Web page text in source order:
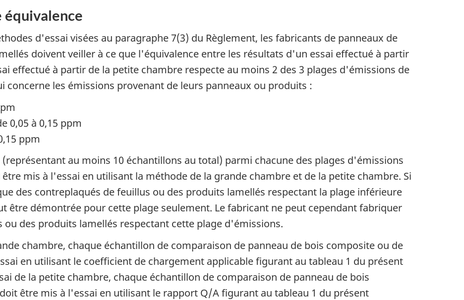
équivalence
d'essai visées au paragraphe 7(3) du Règlement, les fabricants de panneaux de
doivent veiller à ce que l'équivalence entre les résultats d'un essai effectué à partir
effectué à partir de la petite chambre respecte au moins 2 des 3 plages d'émissions de
concerne les émissions provenant de leurs panneaux ou produits :
0,05 à 0,15 ppm
ppm
au moins 10 échantillons au total) parmi chacune des plages d'émissions
mis à l'essai en utilisant la méthode de la grande chambre et de la petite chambre. Si
des contreplaqués de feuillus ou des produits lamellés respectant la plage inférieure
être démontrée pour cette plage seulement. Le fabricant ne peut cependant fabriquer
ou des produits lamellés respectant cette plage d'émissions.
chambre, chaque échantillon de comparaison de panneau de bois composite ou de
en utilisant le coefficient de chargement applicable figurant au tableau 1 du présent
de la petite chambre, chaque échantillon de comparaison de panneau de bois
être mis à l'essai en utilisant le rapport Q/A figurant au tableau 1 du présent